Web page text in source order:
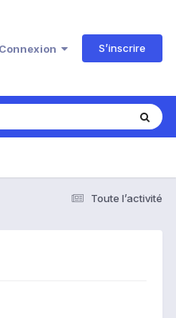
S’inscrire
Toute l’activité